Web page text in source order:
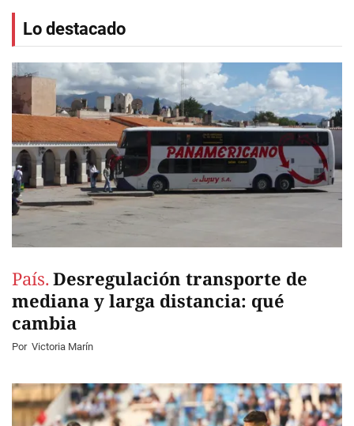
Lo destacado
País. Desregulación transporte de
mediana y larga distancia: qué
cambia
Por Victoria Marín